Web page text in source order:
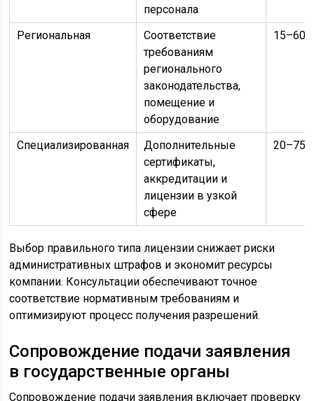
персонала
Региональная
Соответствие
требованиям
регионального
законодательства,
помещение и
оборудование
15–60
Специализированная
Дополнительные
сертификаты,
аккредитации и
лицензии в узкой
сфере
20–75
Выбор правильного типа лицензии снижает риски
административных штрафов и экономит ресурсы
компании. Консультации обеспечивают точное
соответствие нормативным требованиям и
оптимизируют процесс получения разрешений.
Сопровождение подачи заявления
в государственные органы
Сопровождение подачи заявления включает проверку